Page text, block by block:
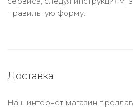
правильную форму.
Доставка
Наш интернет-магазин